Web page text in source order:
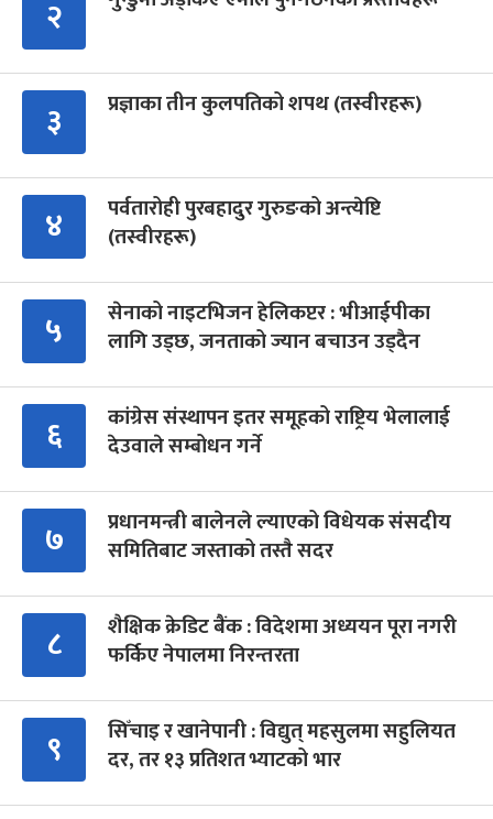
२
३ प्रज्ञाका तीन कुलपतिको शपथ (तस्वीरहरू)
४
पर्वतारोही पुरबहादुर गुरुङको अन्त्येष्टि
(तस्वीरहरू)
५
सेनाको नाइटभिजन हेलिकप्टर : भीआईपीका
लागि उड्छ, जनताको ज्यान बचाउन उड्दैन
६
कांग्रेस संस्थापन इतर समूहको राष्ट्रिय भेलालाई
देउवाले सम्बोधन गर्ने
७
प्रधानमन्त्री बालेनले ल्याएको विधेयक संसदीय
समितिबाट जस्ताको तस्तै सदर
८
शैक्षिक क्रेडिट बैंक : विदेशमा अध्ययन पूरा नगरी
फर्किए नेपालमा निरन्तरता
९
सिँचाइ र खानेपानी : विद्युत् महसुलमा सहुलियत
दर, तर १३ प्रतिशत भ्याटको भार